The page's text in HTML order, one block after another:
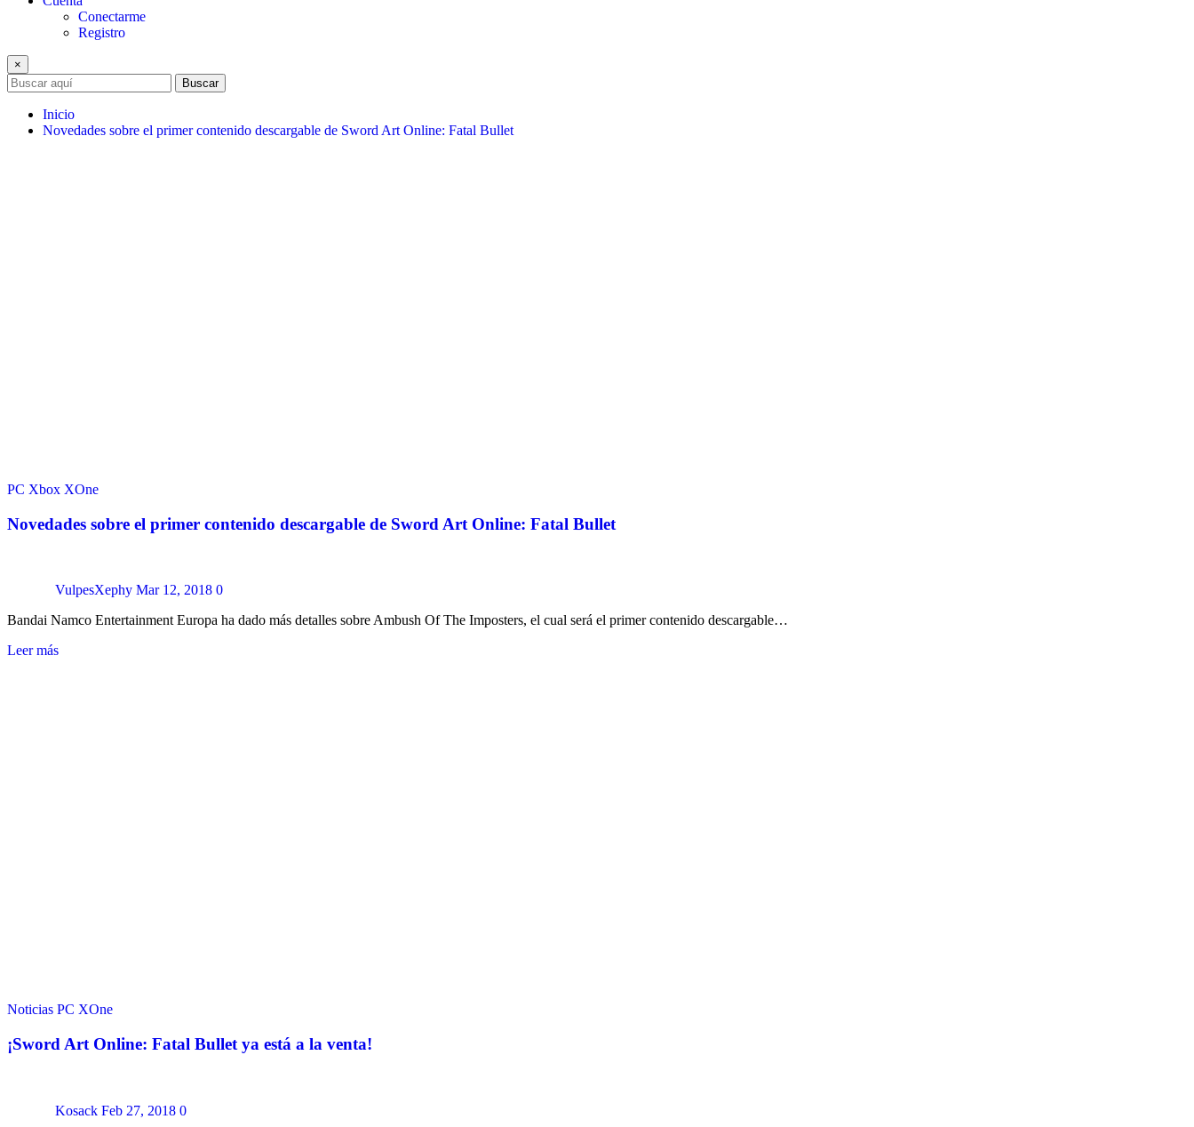
Conectarme
Registro
×
Buscar
Inicio
Novedades sobre el primer contenido descargable de Sword Art Online: Fatal Bullet
PC Xbox XOne
Novedades sobre el primer contenido descargable de Sword Art Online: Fatal Bullet
VulpesXephy Mar 12, 2018 0
Bandai Namco Entertainment Europa ha dado más detalles sobre Ambush Of The Imposters, el cual será el primer contenido descargable…
Leer más
Noticias PC XOne
¡Sword Art Online: Fatal Bullet ya está a la venta!
Kosack Feb 27, 2018 0